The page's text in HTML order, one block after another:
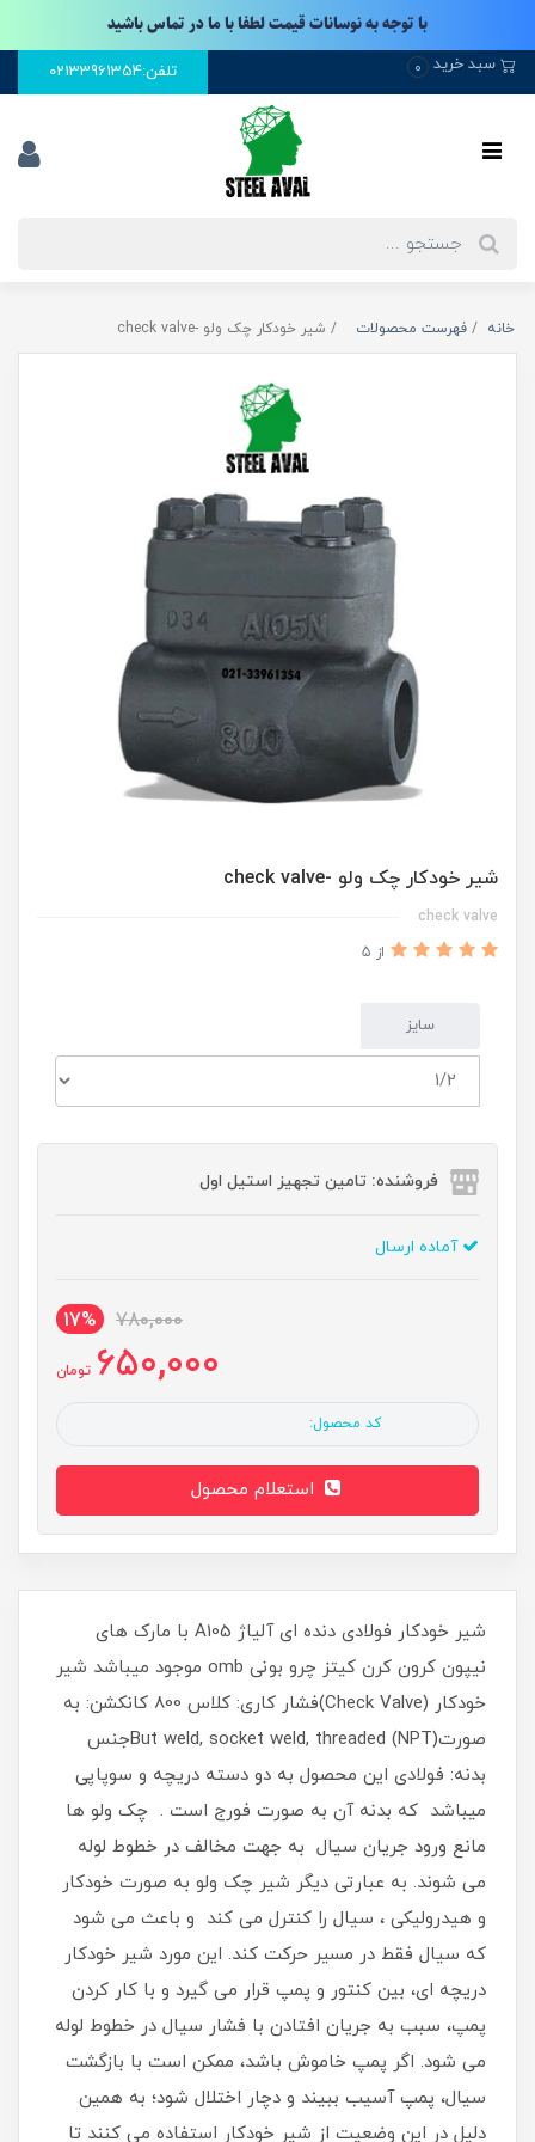
با توجه به نوسانات قیمت لطفا با ما در تماس باشید
سبد خرید 0 تلفن:02133961354
خانه فهرست محصولات شیر خودکار چک ولو -check valve
شیر خودکار چک ولو -check valve
check valve
از 5
سایز
فروشنده: تامین تجهیز استیل اول
آماده ارسال
780,000
17%
650,000 تومان
کد محصول:
استعلام محصول
شیر خودکار فولادی دنده ای آلیاژ A105 با مارک های
نیپون کرون کرن کیتز چرو بونی omb موجود میباشد شیر
خودکار (Check Valve)فشار کاری: کلاس 800 کانکشن: به
صورت(But weld, socket weld, threaded (NPTجنس
بدنه: فولادی این محصول به دو دسته دریچه و سوپاپی
میباشد که بدنه آن به صورت فورج است . چک ولو ها
مانع ورود جریان سیال به جهت مخالف در خطوط لوله
می شوند. به عبارتی دیگر شیر چک ولو به صورت خودکار
و هیدرولیکی ، سیال را کنترل می کند و باعث می شود
که سیال فقط در مسیر حرکت کند. این مورد شیر خودکار
دریچه ای، بین کنتور و پمپ قرار می گیرد و با کار کردن
پمپ، سبب به جریان افتادن با فشار سیال در خطوط لوله
می شود. اگر پمپ خاموش باشد، ممکن است با بازگشت
سیال، پمپ آسیب ببیند و دچار اختلال شود؛ به همین
دلیل در این وضعیت از شیر خودکار استفاده می کنند تا